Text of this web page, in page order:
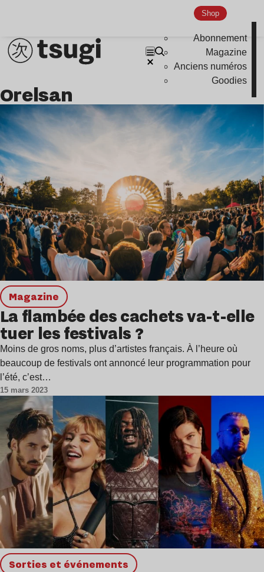
Shop
Abonnement
Magazine
Anciens numéros
Goodies
Orelsan
magazine
La flambée des cachets va-t-elle
tuer les festivals ?
Moins de gros noms, plus d’artistes français. À l’heure où
beaucoup de festivals ont annoncé leur programmation pour
l’été, c’est…
15 mars 2023
Sorties et événements